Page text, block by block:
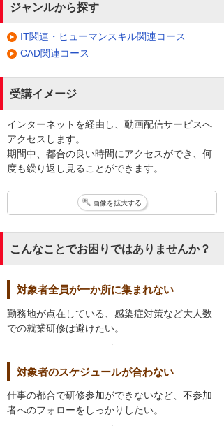
ジャンルから探す
IT関連・ヒューマンスキル関連コース
CAD関連コース
受講イメージ
インターネットを経由し、動画配信サービスへ
アクセスします。
期間中、都合の良い時間にアクセスができ、何
度も繰り返し見ることができます。
画像を拡大する
こんなことでお困りではありませんか？
対象者全員が一か所に集まれない
勤務地が点在している、感染症対策など大人数
での就業研修は避けたい。
対象者のスケジュールが合わない
仕事の都合で研修参加ができないなど、不参加
者へのフォローをしっかりしたい。